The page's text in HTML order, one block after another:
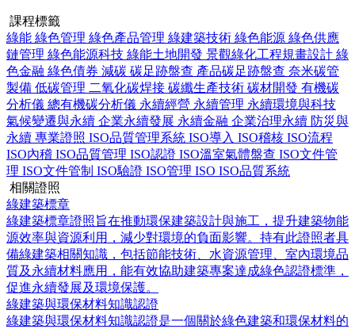
課程標籤
綠能 綠色管理 綠色產品管理 綠建築技術 綠色能源 綠色供應
鏈管理 綠色能源科技 綠能土地開發 景觀綠化工程規畫設計 綠
色金融 綠色債券 減碳 碳足跡盤查 產品碳足跡盤查 奈米碳管
製備 低碳管理 二氧化碳焊接 碳纖生產技術 碳材開發 有機碳
分析儀 總有機碳分析儀 永續經營 永續管理 永續環境與科技
氣候變遷與永續 企業永續發展 永續金融 企業治理永續 防災與
永續 專業證照 ISO品質管理系統 ISO導入 ISO稽核 ISO流程
ISO內稽 ISO品質管理 ISO認證 ISO溫室氣體盤查 ISO文件管
理 ISO文件管制 ISO驗證 ISO管理 ISO ISO品質系統
相關證照
綠建築標章
綠建築標章證照旨在推動環保建築設計與施工，提升建築物能
源效率與資源利用，減少對環境的負面影響。持有此證照者具
備綠建築相關知識，包括節能技術、水資源管理、室內環境品
質及永續材料應用，能有效協助建築專案達成綠色認證標準，
促進永續發展及環境保護。
綠建築與環保材料知識認證
綠建築與環保材料知識認證是一個關於綠色建築和環保材料的